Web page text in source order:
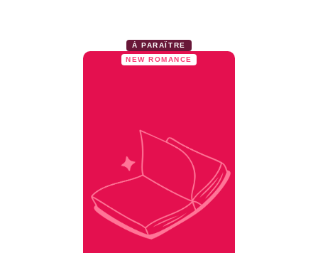
À PARAÎTRE
NEW ROMANCE